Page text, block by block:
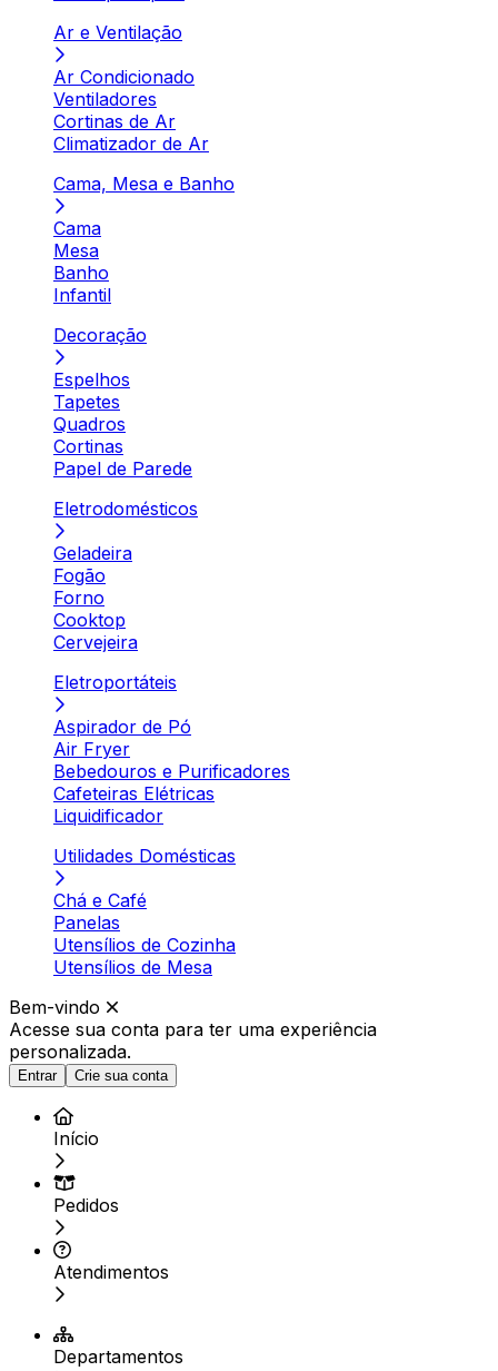
Ar e Ventilação
Ar Condicionado
Ventiladores
Cortinas de Ar
Climatizador de Ar
Cama, Mesa e Banho
Cama
Mesa
Banho
Infantil
Decoração
Espelhos
Tapetes
Quadros
Cortinas
Papel de Parede
Eletrodomésticos
Geladeira
Fogão
Forno
Cooktop
Cervejeira
Eletroportáteis
Aspirador de Pó
Air Fryer
Bebedouros e Purificadores
Cafeteiras Elétricas
Liquidificador
Utilidades Domésticas
Chá e Café
Panelas
Utensílios de Cozinha
Utensílios de Mesa
Bem-vindo
Acesse sua conta para ter uma experiência
personalizada.
Entrar Crie sua conta
Início
Pedidos
Atendimentos
Departamentos